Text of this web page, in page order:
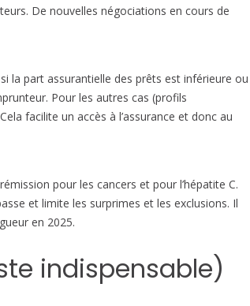
De nouvelles négociations en cours de
la part assurantielle des prêts est inférieure ou
Pour les autres cas (profils
facilite un accès à l’assurance et donc au
pour les cancers et pour l’hépatite C.
et limite les surprimes et les exclusions. Il
en 2025.
indispensable)